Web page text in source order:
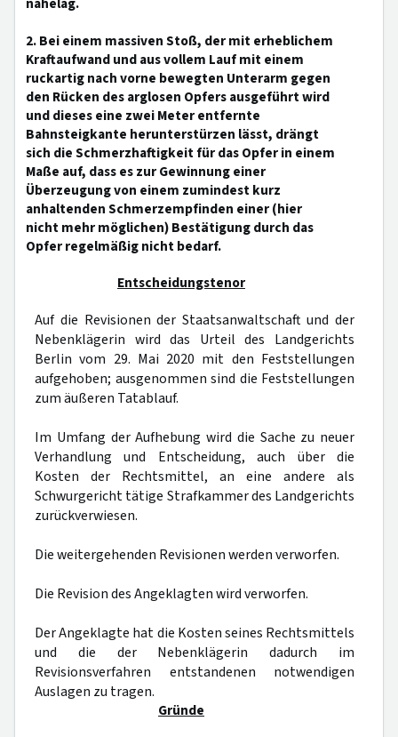
2. Bei einem massiven Stoß, der mit erheblichem
Kraftaufwand und aus vollem Lauf mit einem
ruckartig nach vorne bewegten Unterarm gegen
den Rücken des arglosen Opfers ausgeführt wird
und dieses eine zwei Meter entfernte
Bahnsteigkante herunterstürzen lässt, drängt
sich die Schmerzhaftigkeit für das Opfer in einem
Maße auf, dass es zur Gewinnung einer
Überzeugung von einem zumindest kurz
anhaltenden Schmerzempfinden einer (hier
nicht mehr möglichen) Bestätigung durch das
Opfer regelmäßig nicht bedarf.
Entscheidungstenor
Auf die Revisionen der Staatsanwaltschaft und der
Nebenklägerin wird das Urteil des Landgerichts
Berlin vom 29. Mai 2020 mit den Feststellungen
aufgehoben; ausgenommen sind die Feststellungen
zum äußeren Tatablauf.
Im Umfang der Aufhebung wird die Sache zu neuer
Verhandlung und Entscheidung, auch über die
Kosten der Rechtsmittel, an eine andere als
Schwurgericht tätige Strafkammer des Landgerichts
zurückverwiesen.
Die weitergehenden Revisionen werden verworfen.
Die Revision des Angeklagten wird verworfen.
Der Angeklagte hat die Kosten seines Rechtsmittels
und die der Nebenklägerin dadurch im
Revisionsverfahren entstandenen notwendigen
Auslagen zu tragen.
Gründe